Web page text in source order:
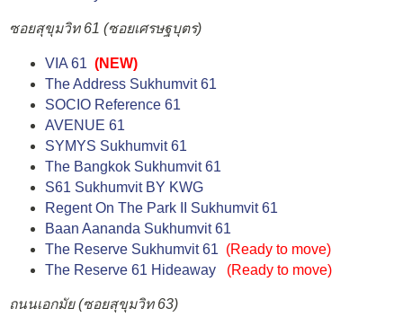
ซอยสุขุมวิท 61 (ซอยเศรษฐบุตร)
VIA 61 (NEW)
The Address Sukhumvit 61
SOCIO Reference 61
AVENUE 61
SYMYS Sukhumvit 61
The Bangkok Sukhumvit 61
S61 Sukhumvit BY KWG
Regent On The Park II Sukhumvit 61
Baan Aananda Sukhumvit 61
The Reserve Sukhumvit 61 (Ready to move)
The Reserve 61 Hideaway
(Ready to move)
ถนนเอกมัย (ซอยสุขุมวิท 63)